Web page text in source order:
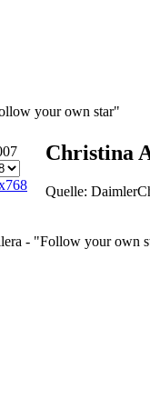
your own star"
Christina
Quelle: